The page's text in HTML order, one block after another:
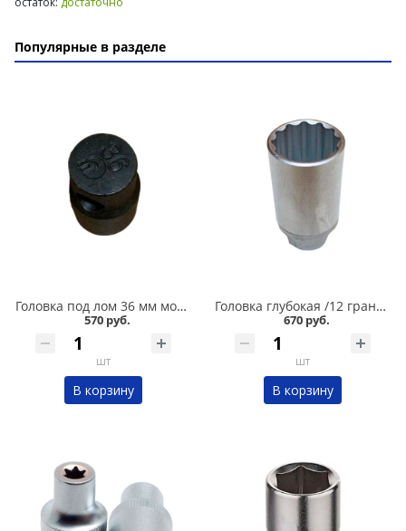
Популярные в разделе
Головка под лом 36 мм мощная в Кургане
570 руб.
шт
В корзину
Головка глубокая /12 граней/ 30 мм в Кургане
670 руб.
шт
В корзину